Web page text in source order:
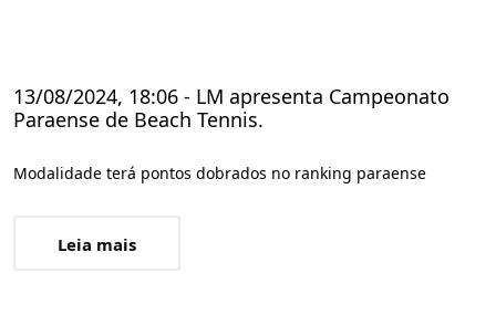
13/08/2024, 18:06 - LM apresenta Campeonato
Paraense de Beach Tennis.
Modalidade terá pontos dobrados no ranking paraense
Leia mais